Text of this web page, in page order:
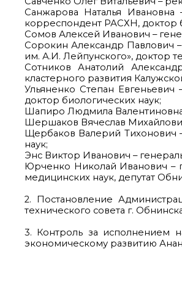
Санжарова Наталья
корреспондент РАСХН, доктор
Сомов Алексей Иванович –
Сорокин Александр Павлович
им. А.И. Лейпунского», доктор
Сотников Анатолий
кластерного развития
Ульяненко Степан
доктор биологических наук;
Шапиро Людмила Валентиновна
Шершаков Вячеслав
Щербаков Валерий Тихонович
наук;
Энс Виктор Иванович –
Юрченко Николай Иванович
медицинских наук, депутат
2. Постановление
технического совета г.
3. Контроль за исполнением
экономическому развитию